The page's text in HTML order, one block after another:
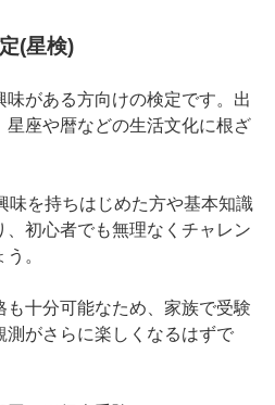
(星検)
がある方向けの検定です。出
星座や暦などの生活文化に根ざ
味を持ちはじめた方や基本知識
、初心者でも無理なくチャレン
。
も十分可能なため、家族で受験
測がさらに楽しくなるはずで